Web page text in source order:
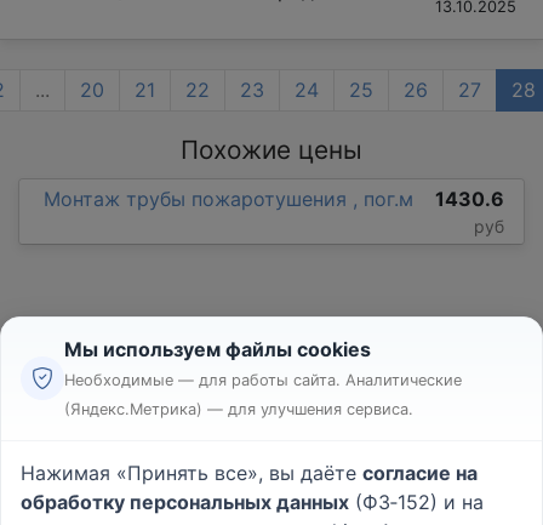
13.10.2025
... 20 21 22 23 24 25 26 27 28
Похожие цены
Монтаж трубы пожаротушения , пог.м 1430.6
руб
Реклама
Пользовательское соглашение
Политика конфиденциальности
Мы используем файлы cookies
Необходимые — для работы сайта. Аналитические
(Яндекс.Метрика) — для улучшения сервиса.
Нажимая «Принять все», вы даёте согласие на
обработку персональных данных (ФЗ‑152) и на